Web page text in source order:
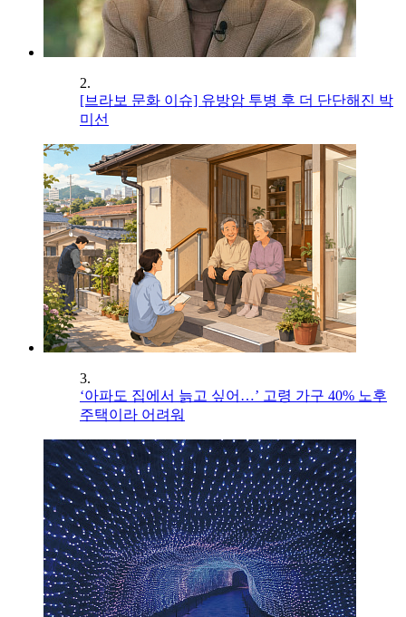
2.
[브라보 문화 이슈] 유방암 투병 후 더 단단해진 박
미선
3.
‘아파도 집에서 늙고 싶어…’ 고령 가구 40% 노후
주택이라 어려워